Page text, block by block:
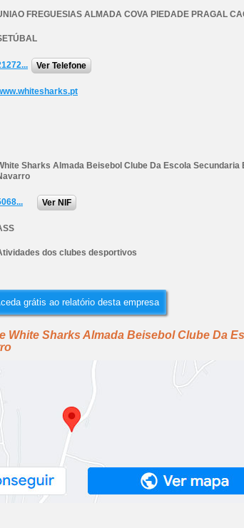
FREGUESIAS ALMADA COVA PIEDADE PRAGAL
Ver Telefone
Sharks Almada Beisebol Clube Da Escola Secundaria
Ver NIF
dos clubes desportivos
grátis ao relatório desta empresa
White Sharks Almada Beisebol Clube Da